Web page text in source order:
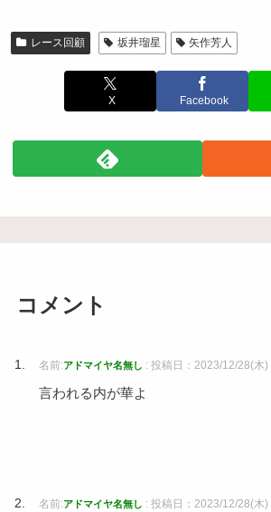
レース回顧 坂井瑠星 矢作芳人
X Facebook
コメント
名前:アドマイヤ名無し : 投稿日：2023/12/28(木)
言われる内が華よ
名前:アドマイヤ名無し : 投稿日：2023/12/28(木)